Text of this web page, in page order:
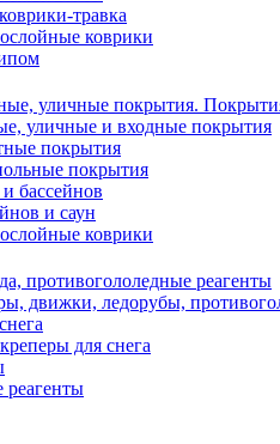
травка
коврики
уличные покрытия.
уличные и входные покрытия
покрытия
покрытия
бассейнов
и саун
коврики
противогололедные реагенты
движки, ледорубы,
для снега
реагенты